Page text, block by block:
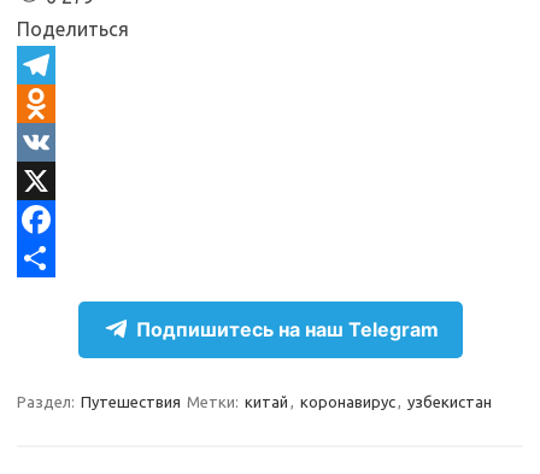
Поделиться
T
e
e
g
O
d
n
o
s
V
KX
F
bр
Подпишитесь на наш Telegram
Раздел: Путешествия Метки: китай , коронавирус, узбекистан